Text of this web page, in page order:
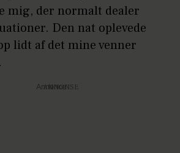
mig, der normalt dealer
Den nat oplevede
lidt af det mine venner
Annonce